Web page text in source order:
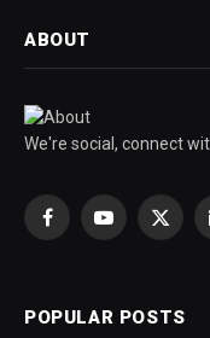
ABOUT
We're social, connect
FacebookYouTube
X
POPULAR POSTS